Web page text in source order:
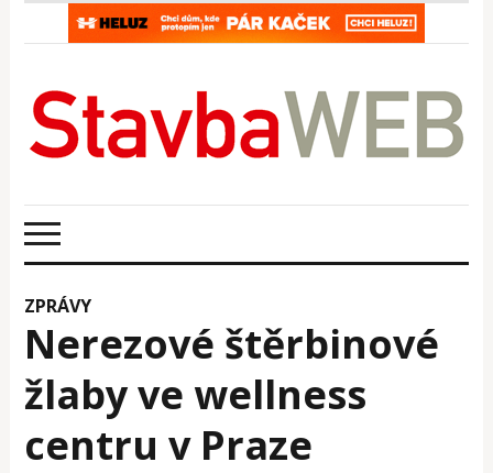
ZPRÁVY
Nerezové štěrbinové
žlaby ve wellness
centru v Praze